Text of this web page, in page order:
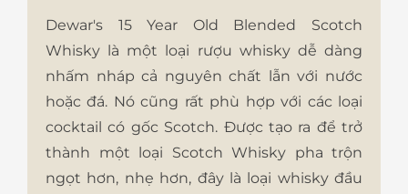
Dewar's 15 Year Old Blended Scotch
Whisky
là một loại rượu whisky dễ dàng
nhấm nháp cả nguyên chất lẫn với nước
hoặc đá. Nó cũng rất phù hợp với các loại
cocktail có gốc Scotch. Được tạo ra để trở
thành một loại Scotch Whisky pha trộn
ngọt hơn, nhẹ hơn, đây là loại whisky đầu